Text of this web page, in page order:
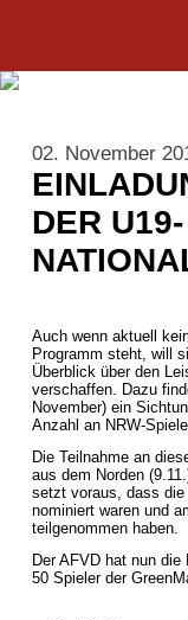
02. November
DER U19-
Auch wenn aktuell
Programm steht, will
Überblick über den
verschaffen. Dazu
November) ein
Anzahl an NRW-
Die Teilnahme an
aus dem Norden
setzt voraus, dass die
nominiert waren und
teilgenommen haben.
Der AFVD hat nun
50 Spieler der